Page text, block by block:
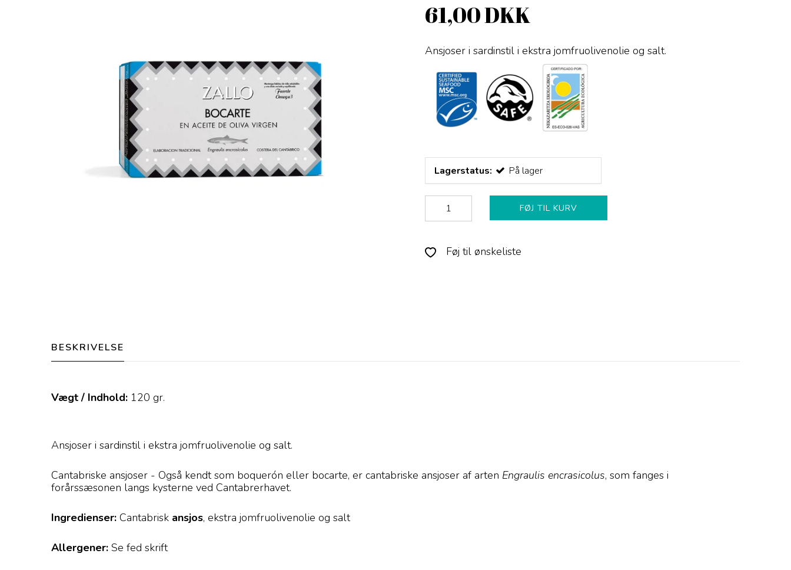
61,00 DKK
Ansjoser i sardinstil i ekstra jomfruolivenolie og salt.
Lagerstatus: På lager
FØJ TIL KURV
Føj til ønskeliste
BESKRIVELSE
Vægt / Indhold: 120 gr.
Ansjoser i sardinstil i ekstra jomfruolivenolie og salt.
Cantabriske ansjoser - Også kendt som boquerón eller bocarte, er cantabriske ansjoser af arten Engraulis encrasicolus, som fanges i
forårssæsonen langs kysterne ved Cantabrerhavet.
Ingredienser: Cantabrisk ansjos, ekstra jomfruolivenolie og salt
Allergener: Se fed skrift